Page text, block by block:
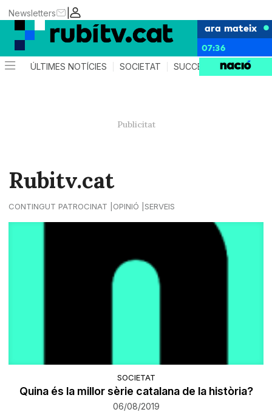
|
Newsletters
ara mateix
07:36
ÚLTIMES NOTÍCIES SOCIETAT SUCCESSOS
Rubitv.cat
CONTINGUT PATROCINAT OPINIÓ SERVEIS
SOCIETAT
Quina és la millor sèrie catalana de la història?
06/08/2019